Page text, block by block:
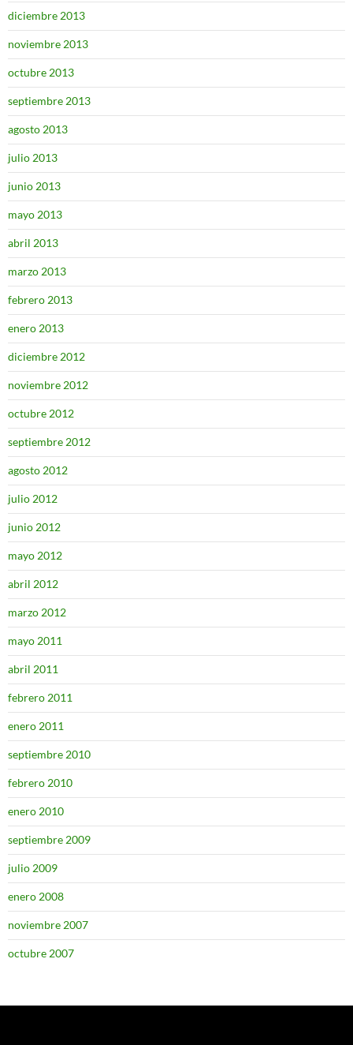
diciembre 2013
noviembre 2013
octubre 2013
septiembre 2013
agosto 2013
julio 2013
junio 2013
mayo 2013
abril 2013
marzo 2013
febrero 2013
enero 2013
diciembre 2012
noviembre 2012
octubre 2012
septiembre 2012
agosto 2012
julio 2012
junio 2012
mayo 2012
abril 2012
marzo 2012
mayo 2011
abril 2011
febrero 2011
enero 2011
septiembre 2010
febrero 2010
enero 2010
septiembre 2009
julio 2009
enero 2008
noviembre 2007
octubre 2007